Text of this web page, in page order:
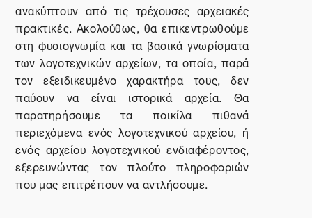
ανακύπτουν από τις τρέχουσες αρχειακές
πρακτικές. Ακολούθως, θα επικεντρωθούμε
στη φυσιογνωμία και τα βασικά γνωρίσματα
των λογοτεχνικών αρχείων, τα οποία, παρά
τον εξειδικευμένο χαρακτήρα τους, δεν
παύουν να είναι ιστορικά αρχεία. Θα
παρατηρήσουμε τα ποικίλα πιθανά
περιεχόμενα ενός λογοτεχνικού αρχείου, ή
ενός αρχείου λογοτεχνικού ενδιαφέροντος,
εξερευνώντας τον πλούτο πληροφοριών
που μας επιτρέπουν να αντλήσουμε.